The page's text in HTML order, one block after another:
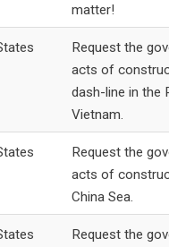
matter!
Request the
acts of
dash-line in the
Vietnam.
Request the
acts of
China Sea.
Request the